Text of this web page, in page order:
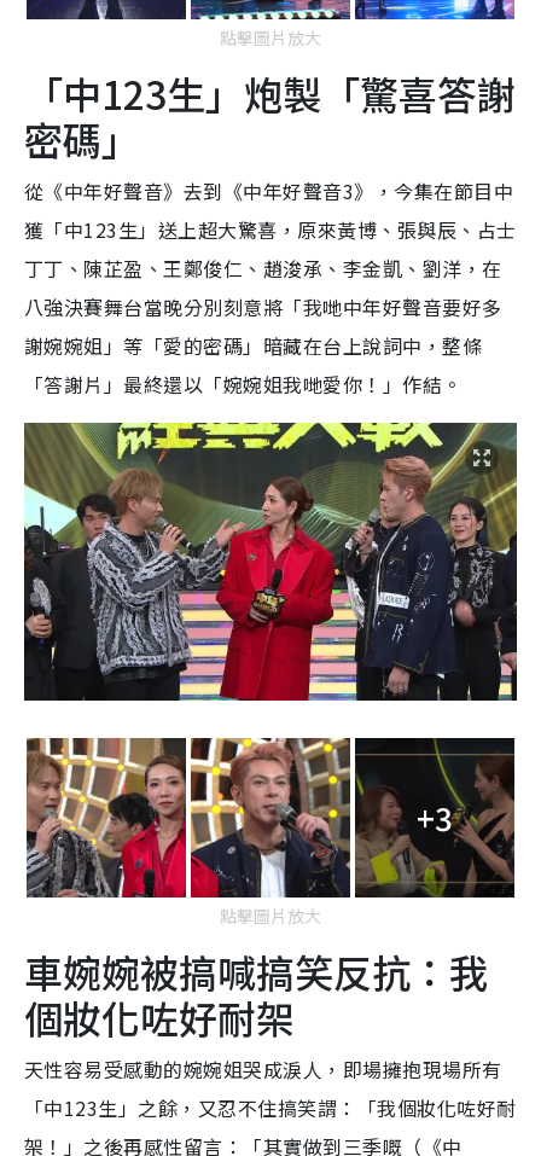
點擊圖片放大
「中123生」炮製「驚喜答謝
密碼」
從《中年好聲音》去到《中年好聲音3》，今集在節目中
獲「中123生」送上超大驚喜，原來黃博、張與辰、占士
丁丁、陳芷盈、王鄭俊仁、趙浚承、李金凱、劉洋，在
八強決賽舞台當晚分別刻意將「我哋中年好聲音要好多
謝婉婉姐」等「愛的密碼」暗藏在台上說詞中，整條
「答謝片」最終還以「婉婉姐我哋愛你！」作結。
+3
點擊圖片放大
車婉婉被搞喊搞笑反抗：我
個妝化咗好耐架
天性容易受感動的婉婉姐哭成淚人，即場擁抱現場所有
「中123生」之餘，又忍不住搞笑謂：「我個妝化咗好耐
架！」之後再感性留言：「其實做到三季嘅（《中